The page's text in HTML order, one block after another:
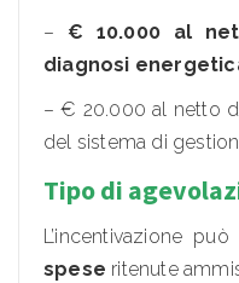
– € 10.000 al
diagnosi
– € 20.000 al netto
del sistema di
Tipo di
L’incentivazione
spese ritenute